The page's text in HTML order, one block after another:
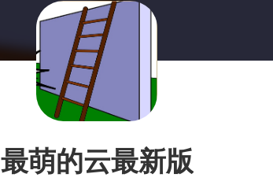
最萌的云最新版